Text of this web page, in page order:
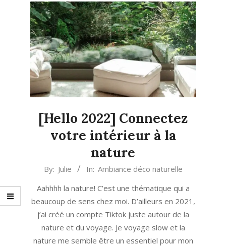
LIVING
[Hello 2022] Connectez
votre intérieur à la
nature
2021-
30
By: Julie In: Ambiance déco naturelle
Aahhhh la nature! C’est une thématique qui a
beaucoup de sens chez moi. D’ailleurs en 2021,
j’ai créé un compte Tiktok juste autour de la
nature et du voyage. Je voyage slow et la
nature me semble être un essentiel pour mon